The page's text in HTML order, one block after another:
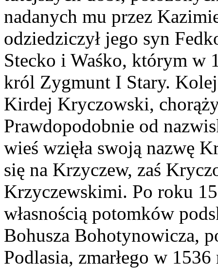
nadanych mu przez
odziedziczył jego syn
Stecko i Waśko, którym w
król Zygmunt I Stary.
Kirdej Kryczowski,
Prawdopodobnie od
wieś wzięła swoją nazwę
się na Krzyczew, zaś
Krzyczewskimi. Po roku
własnością potomków
Bohusza Bohotynowicza,
Podlasia, zmarłego w